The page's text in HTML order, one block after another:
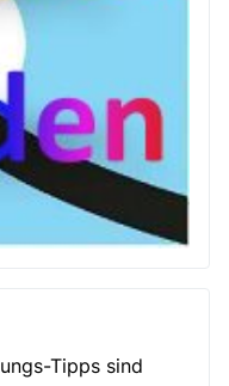
Tipps sind